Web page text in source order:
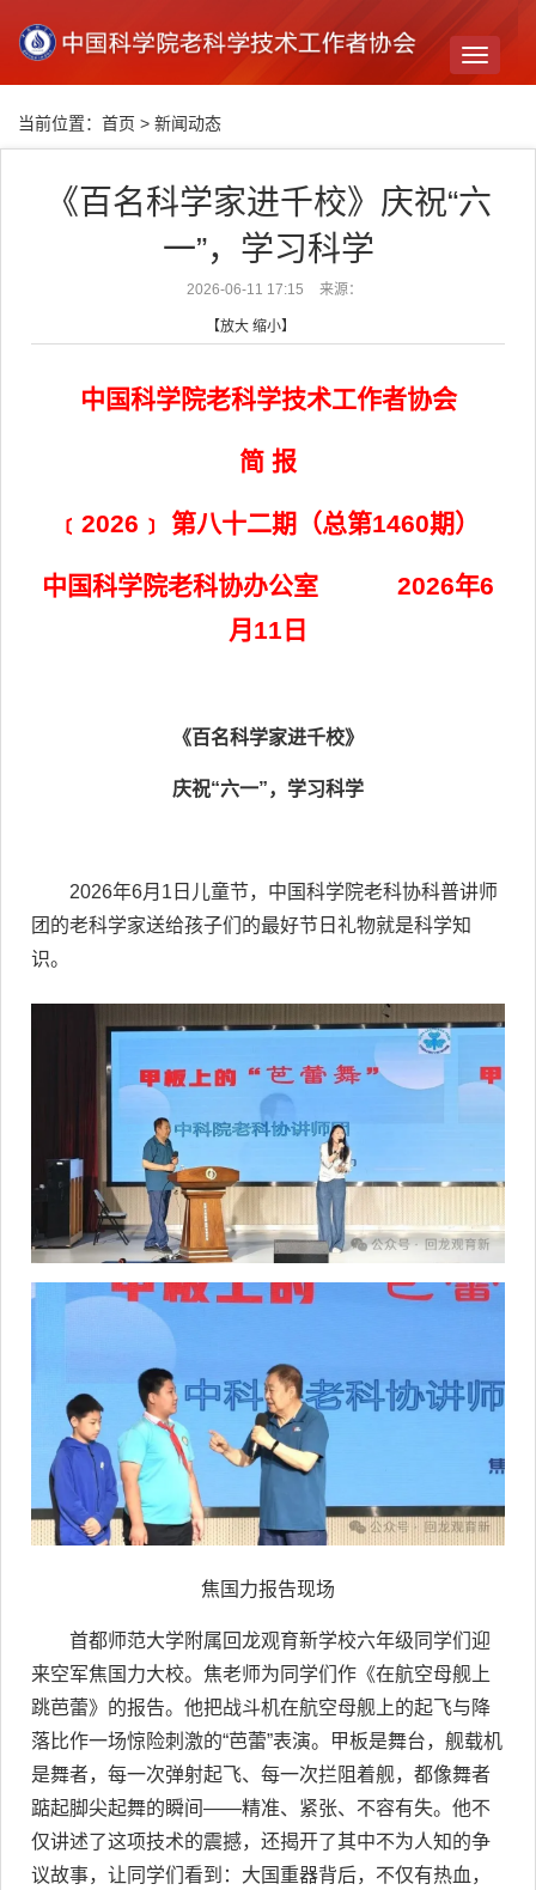
Toggle
当前位置： 首页 > 新闻动态
《百名科学家进千校》庆祝“六
一”，学习科学
2026-06-11 17:15 来源：
【放大 缩小】
中国科学院老科学技术工作者协会
简 报
﹝2026﹞ 第八十二期（总第1460期）
中国科学院老科协办公室 2026年6
月11日
《百名科学家进千校》
庆祝“六一”，学习科学
2026年6月1日儿童节，中国科学院老科协科普讲师
团的老科学家送给孩子们的最好节日礼物就是科学知
识。
焦国力报告现场
首都师范大学附属回龙观育新学校六年级同学们迎
来空军焦国力大校。焦老师为同学们作《在航空母舰上
跳芭蕾》的报告。他把战斗机在航空母舰上的起飞与降
落比作一场惊险刺激的“芭蕾”表演。甲板是舞台，舰载机
是舞者，每一次弹射起飞、每一次拦阻着舰，都像舞者
踮起脚尖起舞的瞬间——精准、紧张、不容有失。他不
仅讲述了这项技术的震撼，还揭开了其中不为人知的争
议故事，让同学们看到：大国重器背后，不仅有热血，